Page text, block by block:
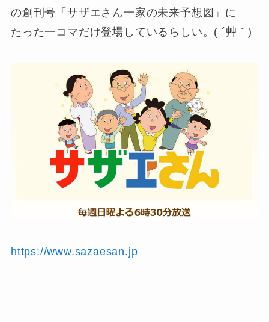
の創刊号「サザエさん一家の未来予想図」に
たった一コマだけ登場しているらしい。( ´艸｀)
https://www.sazaesan.jp